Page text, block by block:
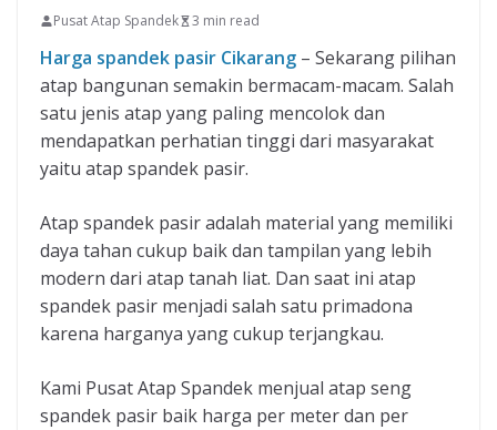
Pusat Atap Spandek 3 min read
Harga spandek pasir Cikarang – Sekarang pilihan
atap bangunan semakin bermacam-macam. Salah
satu jenis atap yang paling mencolok dan
mendapatkan perhatian tinggi dari masyarakat
yaitu atap spandek pasir.
Atap spandek pasir adalah material yang memiliki
daya tahan cukup baik dan tampilan yang lebih
modern dari atap tanah liat. Dan saat ini atap
spandek pasir menjadi salah satu primadona
karena harganya yang cukup terjangkau.
Kami Pusat Atap Spandek menjual atap seng
spandek pasir baik harga per meter dan per